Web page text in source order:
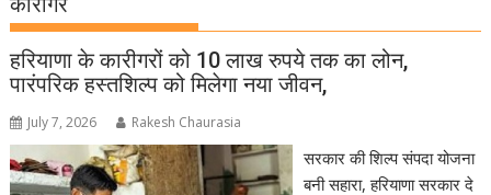
हरियाणा के कारीगरों को 10 लाख रुपये तक का लोन,
पारंपरिक हस्तशिल्प को मिलेगा नया जीवन,
July 7, 2026 Rakesh Chaurasia
सरकार की शिल्प संपदा योजना
बनी सहारा, हरियाणा सरकार दे